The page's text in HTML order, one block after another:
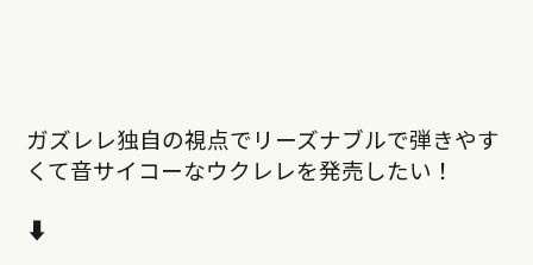
ガズレレ独自の視点でリーズナブルで弾きやす
くて音サイコーなウクレレを発売したい！
⬇︎